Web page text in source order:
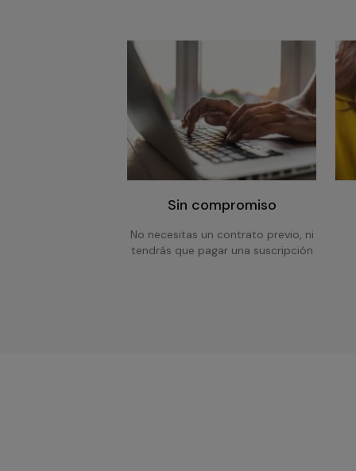
Sin compromiso
No necesitas un contrato previo, ni
tendrás que pagar una suscripción